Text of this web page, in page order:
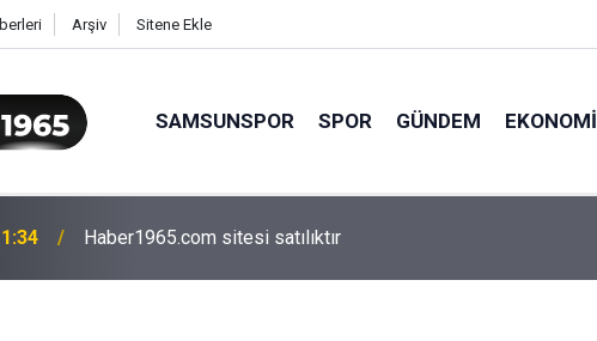
Arşiv Sitene Ekle
SAMSUNSPOR SPOR GÜNDEM EKONOMI
Milyonlarca emekliyi ilgilendiriyor: Zamlı maaşlar hesaplarda